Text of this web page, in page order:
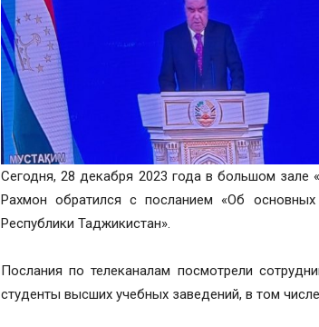
Сегодня, 28 декабря 2023 года в большом
Рахмон обратился с посланием «Об основных
Республики Таджикистан».
Послания по телеканалам посмотрели
студенты высших учебных заведений, в том